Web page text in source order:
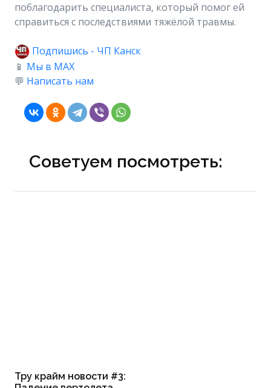
поблагодарить специалиста, который помог ей
справиться с последствиями тяжёлой травмы.
Подпишись - ЧП Канск
📱 Мы в MAX
💬 Написать нам
Советуем посмотреть:
Тру крайм новости #3: